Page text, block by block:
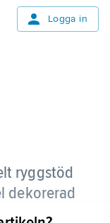
Logga in
ryggstöd
dekorerad
mönster i